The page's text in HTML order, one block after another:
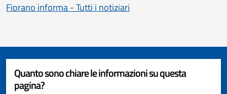
Fiorano informa - Tutti i notiziari
Quanto sono chiare le informazioni su questa
pagina?